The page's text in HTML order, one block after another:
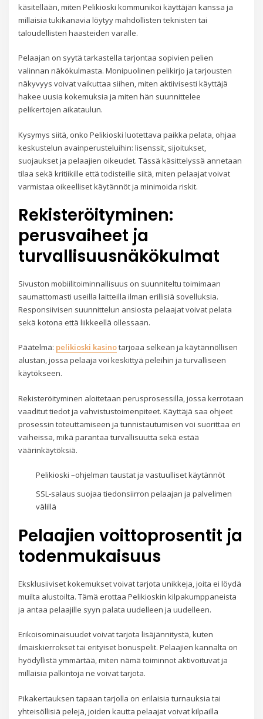
käsitellään, miten Pelikioski kommunikoi käyttäjän kanssa ja
millaisia tukikanavia löytyy mahdollisten teknisten tai
taloudellisten haasteiden varalle.
Pelaajan on syytä tarkastella tarjontaa sopivien pelien
valinnan näkökulmasta. Monipuolinen pelikirjo ja tarjousten
näkyvyys voivat vaikuttaa siihen, miten aktiivisesti käyttäjä
hakee uusia kokemuksia ja miten hän suunnittelee
pelikertojen aikataulun.
Kysymys siitä, onko Pelikioski luotettava paikka pelata, ohjaa
keskustelun avainperusteluihin: lisenssit, sijoitukset,
suojaukset ja pelaajien oikeudet. Tässä käsittelyssä annetaan
tilaa sekä kritiikille että todisteille siitä, miten pelaajat voivat
varmistaa oikeelliset käytännöt ja minimoida riskit.
Rekisteröityminen:
perusvaiheet ja
turvallisuusnäkökulmat
Sivuston mobiilitoiminnallisuus on suunniteltu toimimaan
saumattomasti useilla laitteilla ilman erillisiä sovelluksia.
Responsiivisen suunnittelun ansiosta pelaajat voivat pelata
sekä kotona että liikkeellä ollessaan.
Päätelmä: pelikioski kasinotarjoaa selkeän ja käytännöllisen
alustan, jossa pelaaja voi keskittyä peleihin ja turvalliseen
käytökseen.
Rekisteröityminen aloitetaan perusprosessilla, jossa kerrotaan
vaaditut tiedot ja vahvistustoimenpiteet. Käyttäjä saa ohjeet
prosessin toteuttamiseen ja tunnistautumisen voi suorittaa eri
vaiheissa, mikä parantaa turvallisuutta sekä estää
väärinkäytöksiä.
Pelikioski –ohjelman taustat ja vastuulliset käytännöt
SSL-salaus suojaa tiedonsiirron pelaajan ja palvelimen
välillä
Pelaajien voittoprosentit ja
todenmukaisuus
Eksklusiiviset kokemukset voivat tarjota unikkeja, joita ei löydä
muilta alustoilta. Tämä erottaa Pelikioskin kilpakumppaneista
ja antaa pelaajille syyn palata uudelleen ja uudelleen.
Erikoisominaisuudet voivat tarjota lisäjännitystä, kuten
ilmaiskierrokset tai erityiset bonuspelit. Pelaajien kannalta on
hyödyllistä ymmärtää, miten nämä toiminnot aktivoituvat ja
millaisia palkintoja ne voivat tarjota.
Pikakertauksen tapaan tarjolla on erilaisia turnauksia tai
yhteisöllisiä pelejä, joiden kautta pelaajat voivat kilpailla